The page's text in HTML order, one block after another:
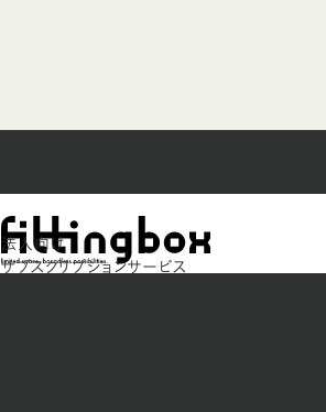
法人向け
サブスクリプションサービス